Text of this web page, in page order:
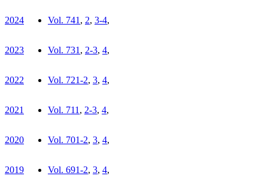
2024 Vol. 741, 2, 3-4,
2023 Vol. 731, 2-3, 4,
2022 Vol. 721-2, 3, 4,
2021 Vol. 711, 2-3, 4,
2020 Vol. 701-2, 3, 4,
2019 Vol. 691-2, 3, 4,